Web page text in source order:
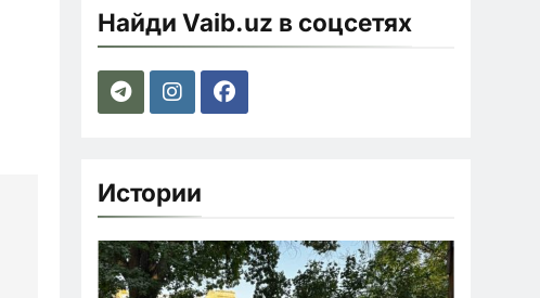
Найди Vaib.uz в соцсетях
Истории